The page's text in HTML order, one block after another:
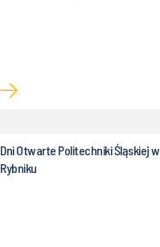
Dni Otwarte Politechniki Śląskiej w
Rybniku